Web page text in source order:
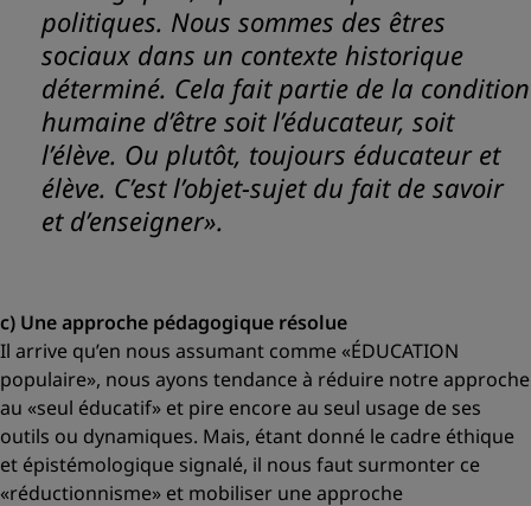
politiques. Nous sommes des êtres
sociaux dans un contexte historique
déterminé. Cela fait partie de la condition
humaine d’être soit l’éducateur, soit
l’élève. Ou plutôt, toujours éducateur et
élève. C’est l’objet-sujet du fait de savoir
et d’enseigner».
c) Une approche pédagogique résolue
Il arrive qu’en nous assumant comme«ÉDUCATION
populaire», nous ayons tendance à réduire notre approche
au «seul éducatif» et pire encore au seul usage de ses
outils ou dynamiques. Mais, étant donné le cadre éthique
et épistémologique signalé, il nous faut surmonter ce
«réductionnisme» et mobiliser une approche